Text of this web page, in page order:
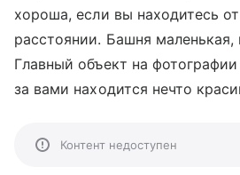
хороша, если вы находитесь
расстоянии. Башня
Главный объект на
за вами находится нечто
Контент недоступен